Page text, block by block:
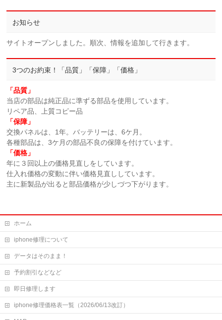
お知らせ
サイトオープンしました。順次、情報を追加して行きます。
3つのお約束！「品質」「保障」「価格」
「品質」
当店の部品は純正品に準ずる部品を使用しています。
リペア品、上質コピー品
「保障」
交換パネルは、1年。バッテリーは、6ケ月。
各種部品は、3ケ月の部品不良の保障を付けています。
「価格」
年に３回以上の価格見直しをしています。
仕入れ価格の変動に伴い価格見直ししています。
主に新製品が出ると部品価格が少しづつ下がります。
ホーム
iphone修理について
データはそのまま！
予約割引などなど
即日修理します
iphone修理価格表一覧（2026/06/13改訂）